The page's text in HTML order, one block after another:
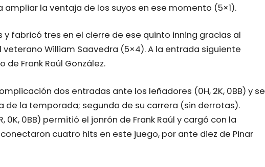
la ventaja de los suyos en ese momento (5×1).
y fabricó tres en el cierre de ese quinto inning gracias al
William Saavedra (5×4). A la entrada siguiente
Frank Raúl González.
dos entradas ante los leñadores (0H, 2K, 0BB) y se
de la temporada; segunda de su carrera (sin derrotas).
0K, 0BB) permitió el jonrón de Frank Raúl y cargó con la
cuatro hits en este juego, por ante diez de Pinar